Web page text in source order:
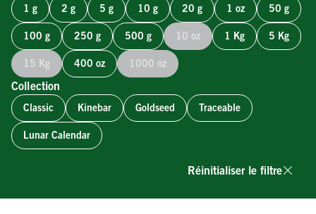
1 g 2 g 5 g 10 g 20 g 1 oz 50 g
100 g 250 g 500 g 10 oz 1 Kg 5 Kg
15 Kg 400 oz 1000 oz
Collection
Classic Kinebar Goldseed Traceable
Lunar Calendar
Réinitialiser le filtre